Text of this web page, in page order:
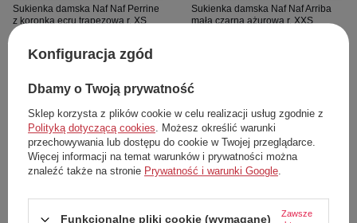
Sukienka damska Naf Naf Perrine
z koronką ecru trapezowa r. XS
116,00 zł
Najniższa cena z 30 dni przed obniżką:
137,00 zł
Dodaj do koszyka
XS
Sukienka damska Naf Naf Arriba
mała czarna ażurowa r. XXS
Najniższa cena z 30 dni przed obniżką:
147,00 zł
Dodaj do koszyka
XXS
Konfiguracja zgód
Dbamy o Twoją prywatność
Sklep korzysta z plików cookie w celu realizacji usług zgodnie z
Polityką dotyczącą cookies. Możesz określić warunki
przechowywania lub dostępu do cookie w Twojej przeglądarce.
Więcej informacji na temat warunków i prywatności można
znaleźć także na stronie Prywatność i warunki Google.
Funkcjonalne pliki cookie (wymagane)
Zawsze